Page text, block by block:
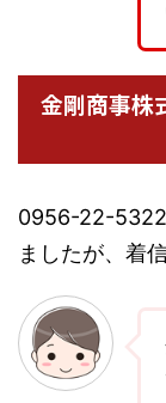
金剛商事株
0956-22-5322
ましたが、着